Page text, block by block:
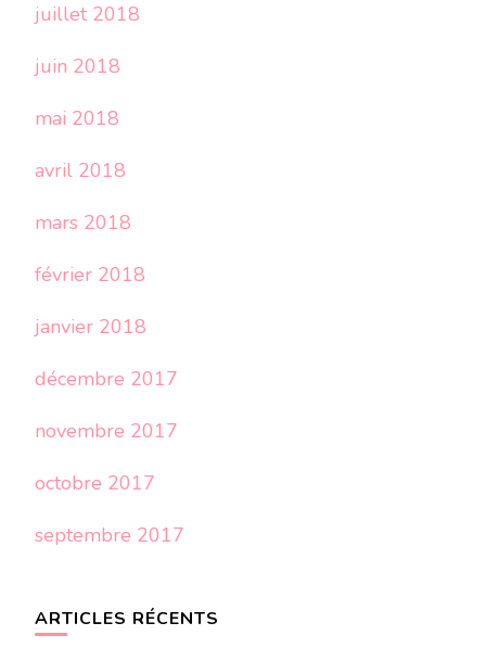
juillet 2018
juin 2018
mai 2018
avril 2018
mars 2018
février 2018
janvier 2018
décembre 2017
novembre 2017
octobre 2017
septembre 2017
ARTICLES RÉCENTS